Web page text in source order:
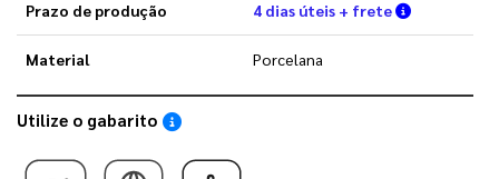
Prazo de produção 4 dias úteis + frete Verifique
Material Porcelana
Utilize o gabarito Saiba como utilizar os nossos gabaritos